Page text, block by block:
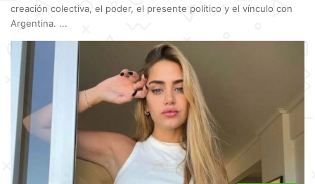
creación colectiva, el poder, el presente político y el vínculo con
Argentina. ...